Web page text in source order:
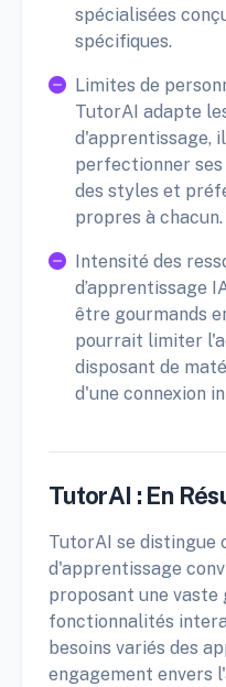
spécialisées
spécifiques.
Limites de
TutorAI adapte
d'apprentissage,
perfectionner
des styles et
propres à chacun.
Intensité des
d’apprentissage
être gourmands
pourrait limiter
disposant de
d'une connexion
TutorAI : En
TutorAI se distingue
d'apprentissage
proposant une vaste
fonctionnalités
besoins variés des
engagement envers